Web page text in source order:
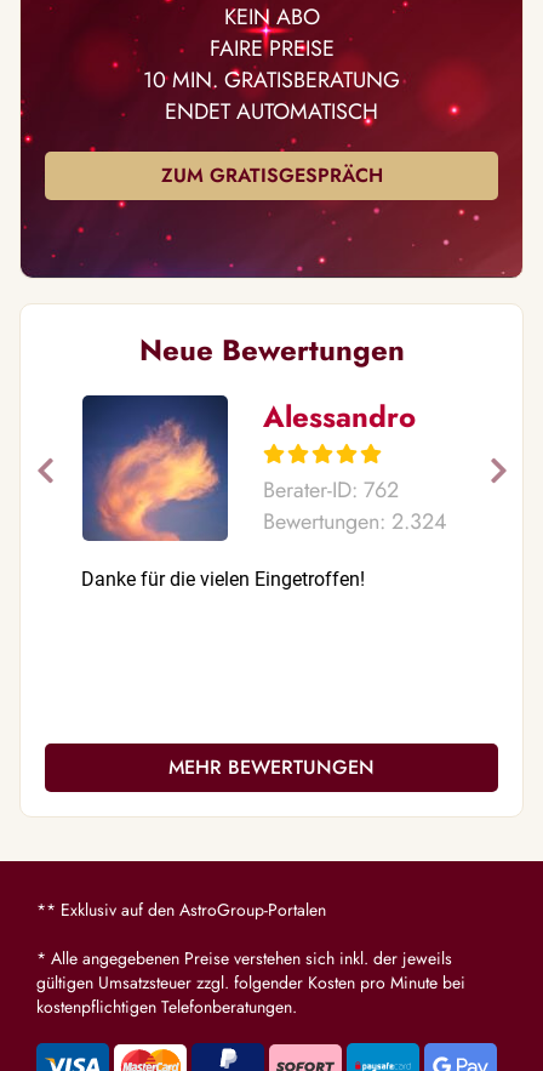
KEIN ABO
FAIRE PREISE
10 MIN. GRATISBERATUNG
ENDET AUTOMATISCH
ZUM GRATISGESPRÄCH
Neue Bewertungen
Alessandro
Berater-ID: 762
Bewertungen: 2.324
Danke für die vielen Eingetroffen!
MEHR BEWERTUNGEN
** Exklusiv auf den AstroGroup-Portalen
* Alle angegebenen Preise verstehen sich inkl. der jeweils
gültigen Umsatzsteuer zzgl. folgender Kosten pro Minute bei
kostenpflichtigen Telefonberatungen.